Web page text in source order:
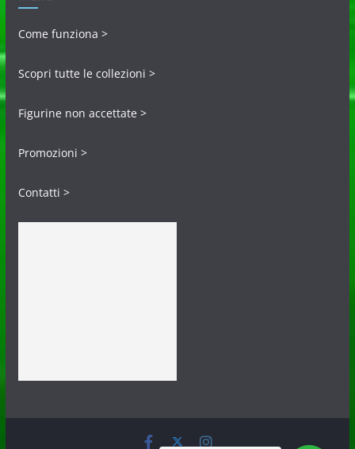
Come funziona >
Scopri tutte le collezioni >
Figurine non accettate >
Promozioni >
Contatti >